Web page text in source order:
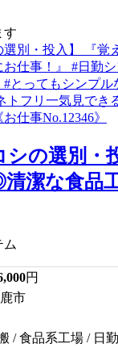
す
シの選別・
潔な食品
ム
円
市
/ 食品系工場 / 日勤